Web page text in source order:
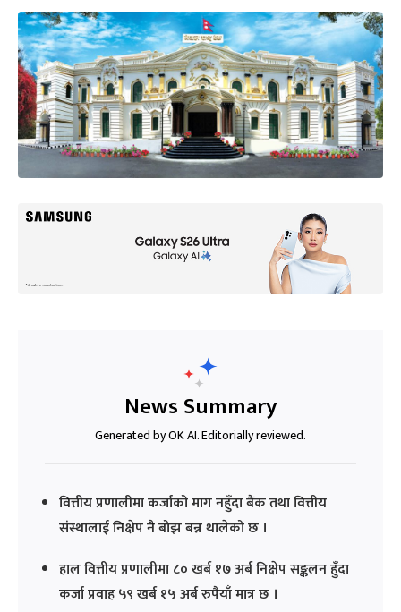
News Summary
Generated by OK AI. Editorially reviewed.
वित्तीय प्रणालीमा कर्जाको माग नहुँदा बैंक तथा वित्तीय
संस्थालाई निक्षेप नै बोझ बन्न थालेको छ ।
हाल वित्तीय प्रणालीमा ८० खर्ब १७ अर्ब निक्षेप सङ्कलन हुँदा
कर्जा प्रवाह ५९ खर्ब १५ अर्ब रुपैयाँ मात्र छ ।